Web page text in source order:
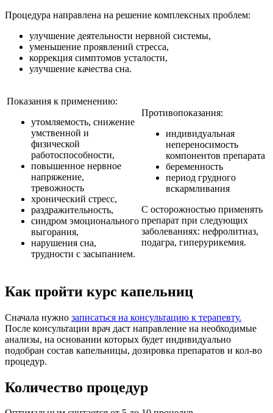
Процедура направлена на решение комплексных проблем:
улучшение деятельности нервной системы,
уменьшение проявлений стресса,
коррекция симптомов усталости,
улучшение качества сна.
Показания к применению:
утомляемость, снижение
умственной и
физической
работоспособности,
повышенное нервное
напряжение,
тревожность
хронический стресс,
раздражительность,
синдром эмоционального
выгорания,
нарушения сна,
трудности с засыпанием.
Противопоказания:
индивидуальная
непереносимость
компонентов препарата
беременность
период грудного
вскармливания
С осторожностью применять
препарат при следующих
заболеваниях: нефролитиаз,
подагра, гиперурикемия.
Как пройти курс капельниц
Сначала нужно записаться на консультацию к терапевту.
После консультации врач даст направление на необходимые
анализы, на основании которых будет индивидуально
подобран состав капельницы, дозировка препаратов и кол-во
процедур.
Количество процедур